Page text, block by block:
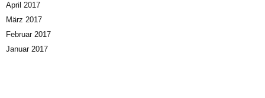
April 2017
März 2017
Februar 2017
Januar 2017